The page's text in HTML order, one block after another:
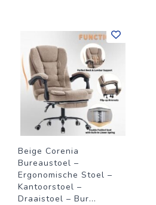
Beige Corenia
Bureaustoel –
Ergonomische Stoel –
Kantoorstoel –
Draaistoel – Bur...